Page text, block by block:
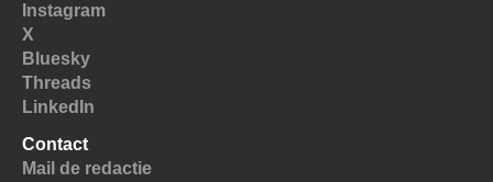
Instagram
X
Bluesky
Threads
LinkedIn
Contact
Mail de redactie